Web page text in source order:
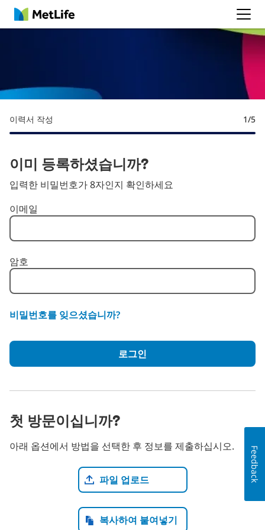
MetLife
이력서 작성 1/5
이미 등록하셨습니까?
입력한 비밀번호가 8자인지 확인하세요
로그인: 사용자 및 암호
이메일
암호
비밀번호를 잊으셨습니까?
로그인
첫 방문이십니까?
아래 옵션에서 방법을 선택한 후 정보를 제출하십시오.
파일 업로드
이력서 파일 업로드
복사하여 붙여넣기
CV 붙여넣기
Feedback